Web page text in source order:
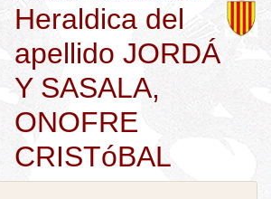
Heraldica del
apellido JORDÁ
Y SASALA,
ONOFRE
CRISTóBAL